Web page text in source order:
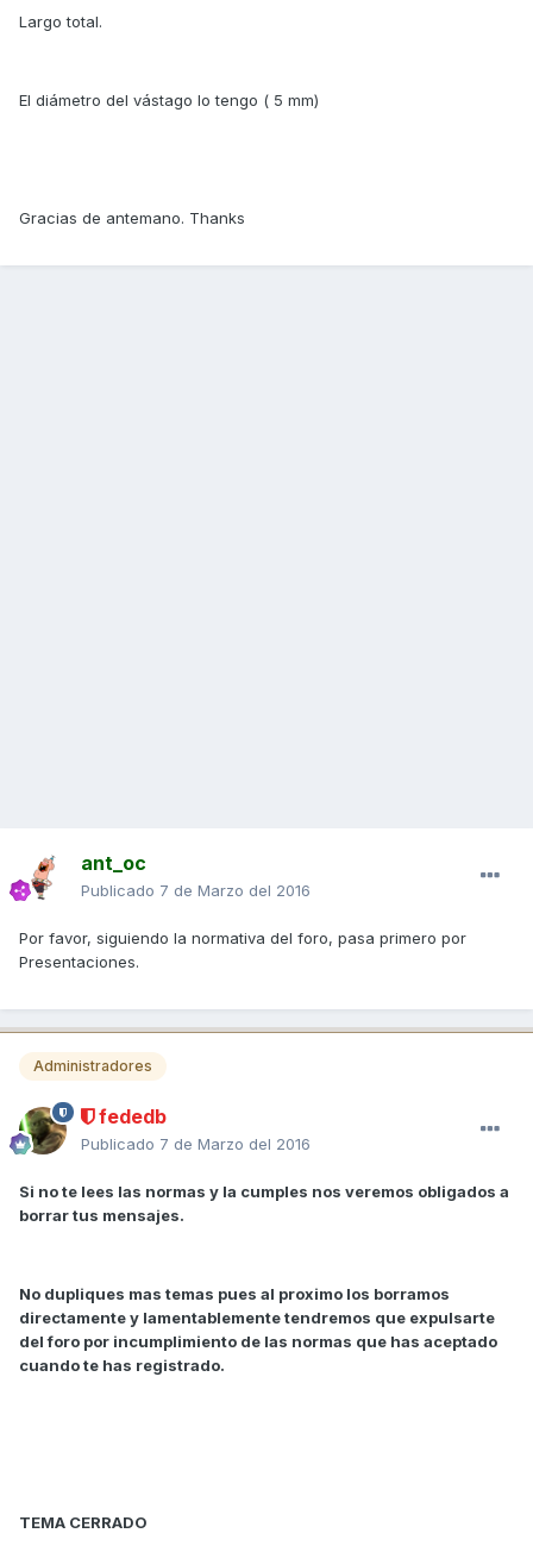
Largo total.
El diámetro del vástago lo tengo ( 5 mm)
Gracias de antemano. Thanks
ant_oc
Publicado 7 de Marzo del 2016
Por favor, siguiendo la normativa del foro, pasa primero por
Presentaciones.
Administradores
fededb
Publicado 7 de Marzo del 2016
Si no te lees las normas y la cumples nos veremos obligados a
borrar tus mensajes.
No dupliques mas temas pues al proximo los borramos
directamente y lamentablemente tendremos que expulsarte
del foro por incumplimiento de las normas que has aceptado
cuando te has registrado.
TEMA CERRADO